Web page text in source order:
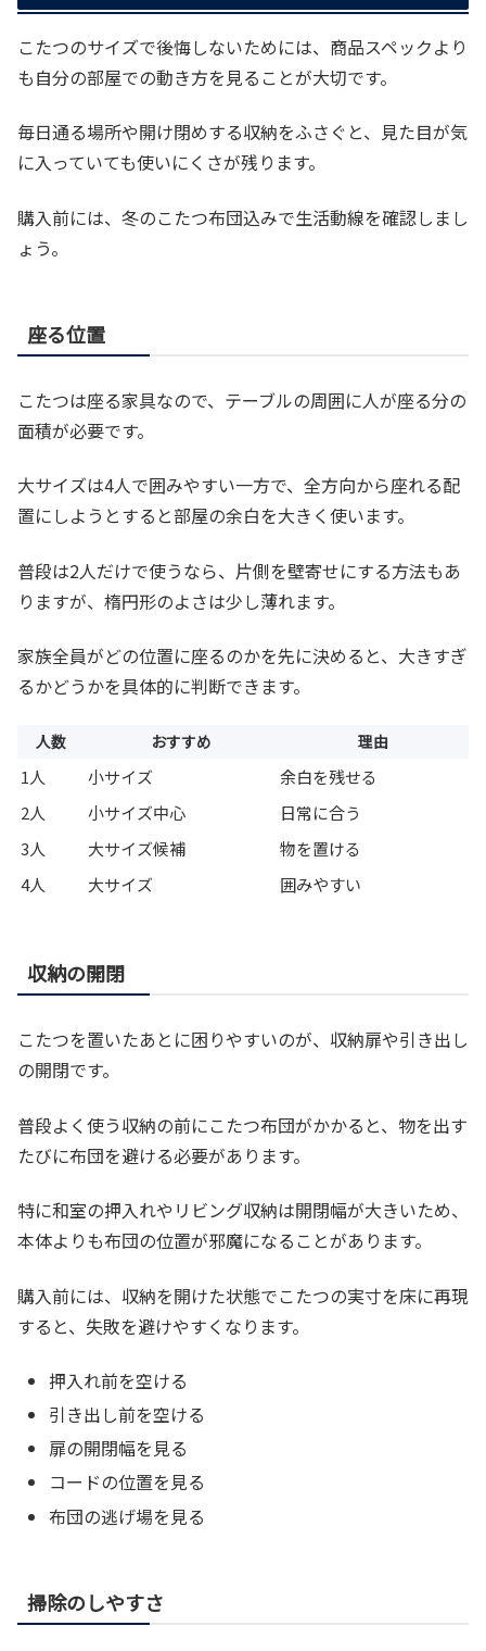
こたつのサイズで後悔しないためには、商品スペックより
も自分の部屋での動き方を見ることが大切です。
毎日通る場所や開け閉めする収納をふさぐと、見た目が気
に入っていても使いにくさが残ります。
購入前には、冬のこたつ布団込みで生活動線を確認しまし
ょう。
座る位置
こたつは座る家具なので、テーブルの周囲に人が座る分の
面積が必要です。
大サイズは4人で囲みやすい一方で、全方向から座れる配
置にしようとすると部屋の余白を大きく使います。
普段は2人だけで使うなら、片側を壁寄せにする方法もあ
りますが、楕円形のよさは少し薄れます。
家族全員がどの位置に座るのかを先に決めると、大きすぎ
るかどうかを具体的に判断できます。
人数 おすすめ 理由
1人 小サイズ
余白を残せる
2人
小サイズ中心
日常に合う
3人
大サイズ候補
物を置ける
4人
大サイズ 囲みやすい
収納の開閉
こたつを置いたあとに困りやすいのが、収納扉や引き出し
の開閉です。
普段よく使う収納の前にこたつ布団がかかると、物を出す
たびに布団を避ける必要があります。
特に和室の押入れやリビング収納は開閉幅が大きいため、
本体よりも布団の位置が邪魔になることがあります。
購入前には、収納を開けた状態でこたつの実寸を床に再現
すると、失敗を避けやすくなります。
押入れ前を空ける
引き出し前を空ける
扉の開閉幅を見る
コードの位置を見る
布団の逃げ場を見る
掃除のしやすさ